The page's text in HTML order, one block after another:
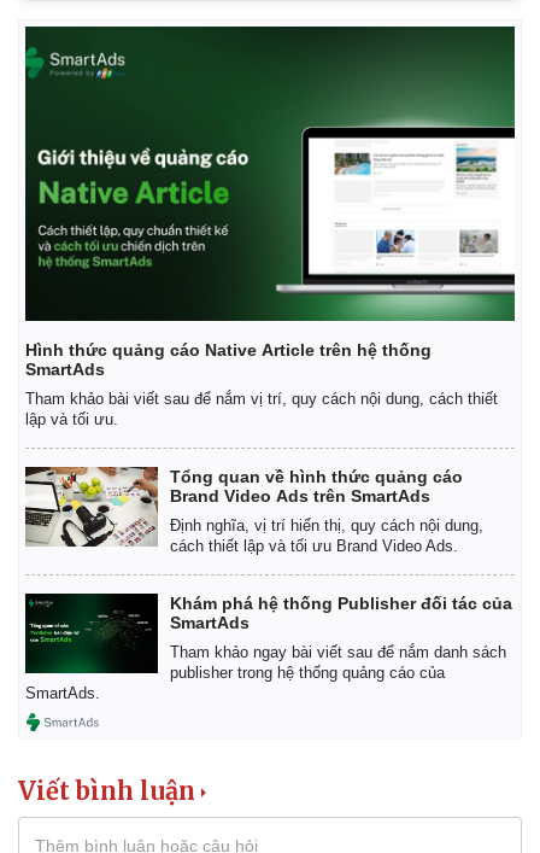
Hình thức quảng cáo Native Article trên hệ thống
SmartAds
Tham khảo bài viết sau để nắm vị trí, quy cách nội dung, cách thiết
lập và tối ưu.
Tổng quan về hình thức quảng cáo
Brand Video Ads trên SmartAds
Định nghĩa, vị trí hiển thị, quy cách nội dung,
cách thiết lập và tối ưu Brand Video Ads.
Khám phá hệ thống Publisher đối tác của
SmartAds
Tham khảo ngay bài viết sau để nắm danh sách
publisher trong hệ thống quảng cáo của
SmartAds.
Viết bình luận